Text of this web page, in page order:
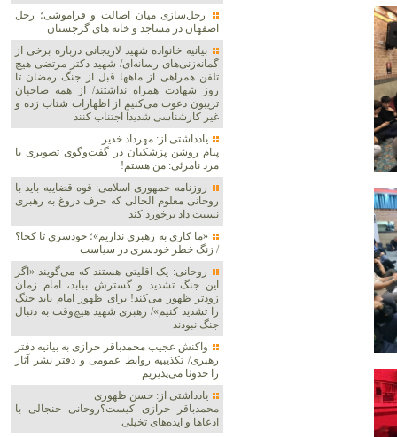
رحل‌سازی میان اصالت و فراموشی؛ رحل
اصفهان در مساجد و خانه های گرجستان
بیانیه خانواده شهید لاریجانی درباره برخی از
گمانه‌زنی‌های رسانه‌ای/ شهید دکتر مرتضی هیچ
تلفن همراهی از ماهها قبل از جنگ رمضان تا
روز شهادت همراه نداشتند/ از همه صاحبان
تریبون دعوت می‌کنیم از اظهارات شتاب زده و
غیر کارشناسی شدیداً اجتناب کنند
یادداشتی از: مهرداد خدیر
پیام روشن پزشکیان در گفت‌و‌گوی تصویری با
مرد نامرئی: من هستم!
روزنامه جمهوری اسلامی: قوه قضاییه باید با
روحانی معلوم الحالی که حرف دروغ به رهبری
نسبت داد برخورد کند
«ما کاری به رهبری نداریم»؛ خودسری تا کجا؟
/ زنگ خطر خودسری در سیاست
روحانی: یک اقلیتی هستند که می‌گویند «اگر
این جنگ تشدید و گسترش بیابد، امام زمان
زودتر ظهور می‌کند! برای ظهور امام باید جنگ
را تشدید کنیم»/ رهبری شهید هیچ‌وقت به دنبال
جنگ نبودند
واکنش عجیب محمدباقر خرازی به بیانیه دفتر
رهبری/ تکذیبیه روابط عمومی و دفتر نشر آثار
را حدوثا می‌پذیریم
یادداشتی از: حسن ظهوری
محمدباقر خرازی کیست؟روحانی جنجالی با
ادعاها و ایده‌های تخیلی